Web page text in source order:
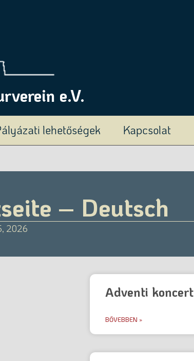
e.V.
lehetőségek Kapcsolat
– Deutsch
2026
Adventi koncert
BŐVEBBEN »